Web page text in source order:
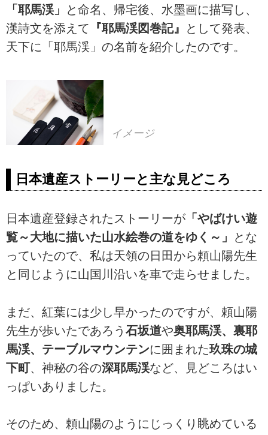
「耶馬渓」
と命名、帰宅後、水墨画に描写し、
漢詩文を添えて 『耶馬渓図巻記』
として発表、
天下に「耶馬渓」の名前を紹介したのです。
イメージ
日本遺産ストーリーと主な見どころ
日本遺産登録されたストーリーが 「やばけい遊
覧～大地に描いた山水絵巻の道をゆく～」
とな
っていたので、私は天領の日田から頼山陽先生
と同じように山国川沿いを車で走らせました。
まだ、紅葉には少し早かったのですが、頼山陽
先生が歩いたであろう 石坂道や奥耶馬渓、裏耶
馬渓、テーブルマウンテンに囲まれた玖珠の城
下町、神秘の谷の深耶馬渓など、見どころはい
っぱいありました。
そのため、頼山陽のようにじっくり眺めている